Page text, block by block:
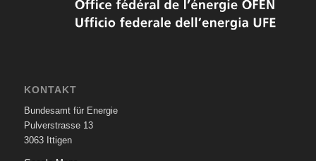
KONTAKT
Bundesamt für Energie
Pulverstrasse 13
3063 Ittigen